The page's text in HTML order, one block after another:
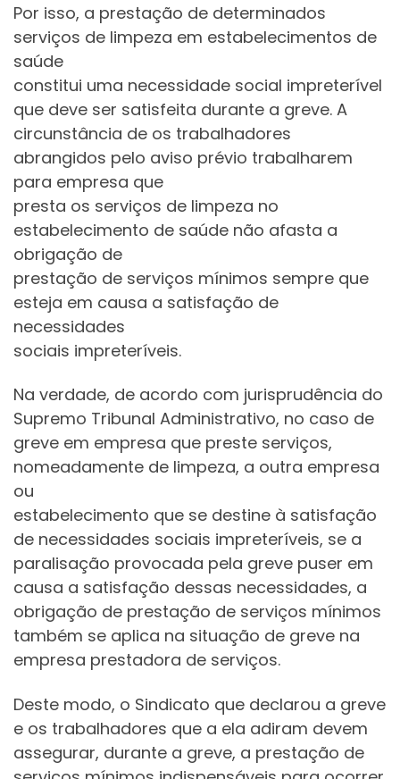
Por isso, a prestação de determinados
serviços de limpeza em estabelecimentos de
saúde
constitui uma necessidade social impreterível
que deve ser satisfeita durante a greve. A
circunstância de os trabalhadores
abrangidos pelo aviso prévio trabalharem
para empresa que
presta os serviços de limpeza no
estabelecimento de saúde não afasta a
obrigação de
prestação de serviços mínimos sempre que
esteja em causa a satisfação de
necessidades
sociais impreteríveis.
Na verdade, de acordo com jurisprudência do
Supremo Tribunal Administrativo, no caso de
greve em empresa que preste serviços,
nomeadamente de limpeza, a outra empresa
ou
estabelecimento que se destine à satisfação
de necessidades sociais impreteríveis, se a
paralisação provocada pela greve puser em
causa a satisfação dessas necessidades, a
obrigação de prestação de serviços mínimos
também se aplica na situação de greve na
empresa prestadora de serviços.
Deste modo, o Sindicato que declarou a greve
e os trabalhadores que a ela adiram devem
assegurar, durante a greve, a prestação de